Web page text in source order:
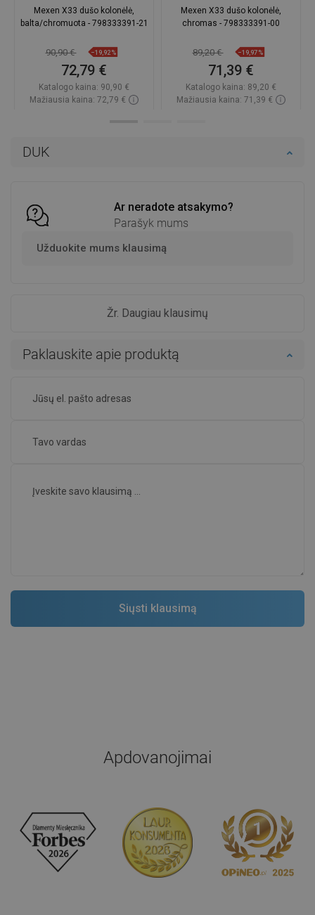
DUK
Ar neradote atsakymo?
Parašyk mums
Užduokite mums klausimą
Žr. Daugiau klausimų
Paklauskite apie produktą
Mexen X33 dušo kolonėlė,
balta/chromuota - 798333391-21
90,90 € −19,92%
72,79 €
Katalogo kaina: 90,90 €
Mažiausia kaina: 72,79 €
Mexen X33 dušo kolonėlė,
chromas - 798333391-00
89,20 € −19,97%
71,39 €
Katalogo kaina: 89,20 €
Mažiausia kaina: 71,39 €
Apdovanojimai